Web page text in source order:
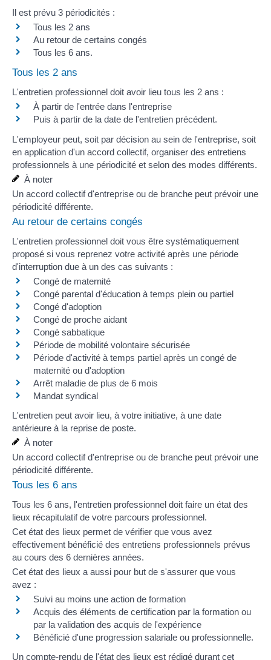
Il est prévu 3 périodicités :
Tous les 2 ans
Au retour de certains congés
Tous les 6 ans.
Tous les 2 ans
L'entretien professionnel doit avoir lieu tous les 2 ans :
À partir de l'entrée dans l'entreprise
Puis à partir de la date de l'entretien précédent.
L'employeur peut, soit par décision au sein de l'entreprise, soit
en application d'un accord collectif, organiser des entretiens
professionnels à une périodicité et selon des modes différents.
À noter
Un accord collectif d'entreprise ou de branche peut prévoir une
périodicité différente.
Au retour de certains congés
L'entretien professionnel doit vous être systématiquement
proposé si vous reprenez votre activité après une période
d'interruption due à un des cas suivants :
Congé de maternité
Congé parental d'éducation à temps plein ou partiel
Congé d'adoption
Congé de proche aidant
Congé sabbatique
Période de mobilité volontaire sécurisée
Période d'activité à temps partiel après un congé de
maternité ou d'adoption
Arrêt maladie de plus de 6 mois
Mandat syndical
L'entretien peut avoir lieu, à votre initiative, à une date
antérieure à la reprise de poste.
À noter
Un accord collectif d'entreprise ou de branche peut prévoir une
périodicité différente.
Tous les 6 ans
Tous les 6 ans, l'entretien professionnel doit faire un état des
lieux récapitulatif de votre parcours professionnel.
Cet état des lieux permet de vérifier que vous avez
effectivement bénéficié des entretiens professionnels prévus
au cours des 6 dernières années.
Cet état des lieux a aussi pour but de s'assurer que vous
avez :
Suivi au moins une action de formation
Acquis des éléments de certification par la formation ou
par la validation des acquis de l'expérience
Bénéficié d'une progression salariale ou professionnelle.
Un compte-rendu de l'état des lieux est rédigé durant cet